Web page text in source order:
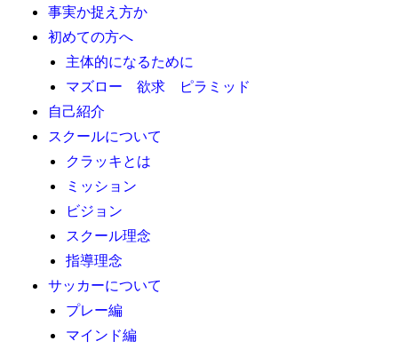
事実か捉え方か
初めての方へ
主体的になるために
マズロー 欲求 ピラミッド
自己紹介
スクールについて
クラッキとは
ミッション
ビジョン
スクール理念
指導理念
サッカーについて
プレー編
マインド編